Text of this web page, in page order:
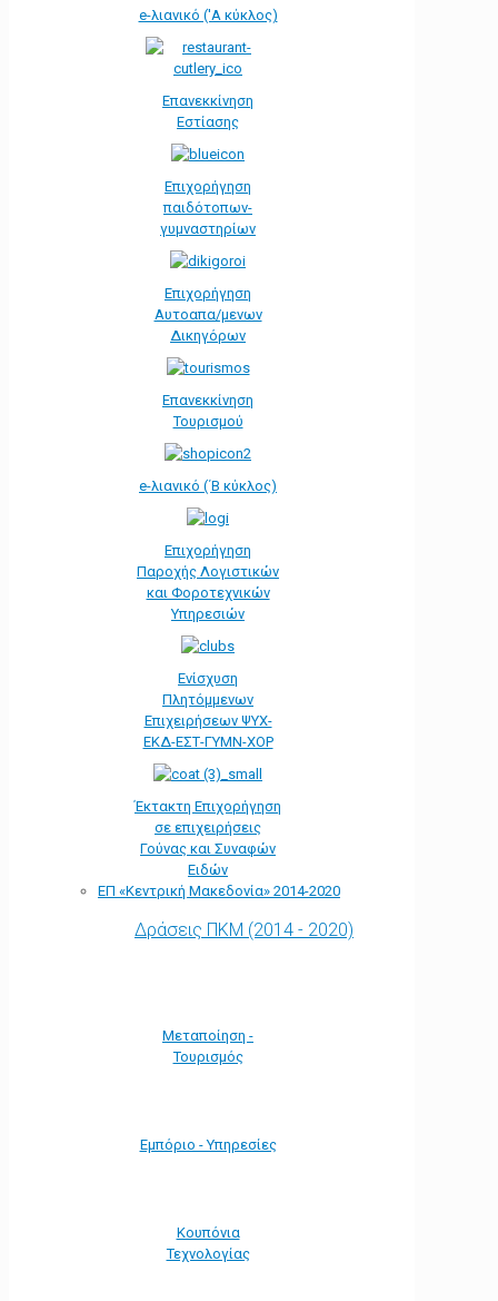
e-λιανικό ('Α κύκλος)
Επανεκκίνηση
Εστίασης
Επιχορήγηση
παιδότοπων-
γυμναστηρίων
Επιχορήγηση
Αυτοαπα/μενων
Δικηγόρων
Επανεκκίνηση
Τουρισμού
e-λιανικό (΄Β κύκλος)
Επιχορήγηση
Παροχής Λογιστικών
και Φοροτεχνικών
Υπηρεσιών
Ενίσχυση
Πλητόμμενων
Επιχειρήσεων ΨΥΧ-
ΕΚΔ-ΕΣΤ-ΓΥΜΝ-ΧΟΡ
Έκτακτη Επιχορήγηση
σε επιχειρήσεις
Γούνας και Συναφών
Ειδών
ΕΠ «Kεντρική Μακεδονία» 2014-2020
Δράσεις ΠΚΜ (2014 - 2020)
Μεταποίηση -
Τουρισμός
Εμπόριο - Υπηρεσίες
Κουπόνια
Τεχνολογίας